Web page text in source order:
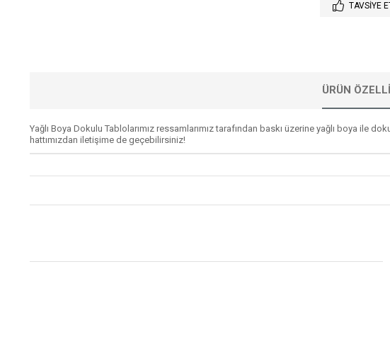
TAVSIYE
ÜRÜN
Yağlı Boya Dokulu Tablolarımız ressamlarımız tarafından baskı üzerine yağlı boya ile
hattımızdan iletişime de geçebilirsiniz!